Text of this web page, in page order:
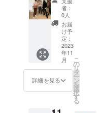
そちら
に購入
者のク
レジッ
トの名
前もス
ペシャ
ルサン
クスと
して
会、ハ
グ、写
真撮
影、も
しほし
ければ
サイン
的な何
か。 ロ
ンドン
仕込み
のブリ
シュ
者：
0人
お届
け予
定：
2023
年11
月
詳細を見る
こ
の
リ
タ
ー
ン
を
選
択
す
る